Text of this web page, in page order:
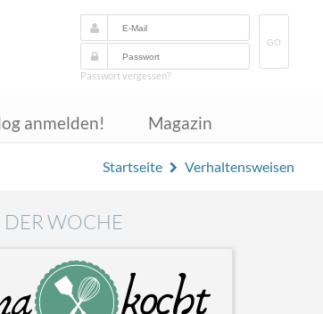
GO
Passwort vergessen?
anmelden! Magazin
Startseite Verhaltensweisen
DER WOCHE